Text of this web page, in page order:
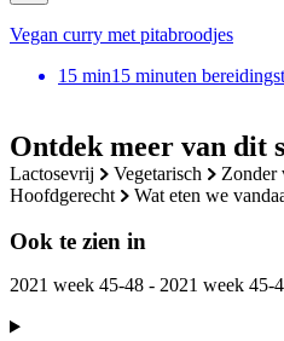
Ontdek meer van dit
lactosevrij vegetarisch
hoofdgerecht
wat eten we
Ook te zien in
2021 week 45-48 - 2021 week 45-
Vegan curry met pitabroodjes
15 min15 minuten